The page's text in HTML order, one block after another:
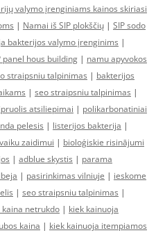
valymo įrenginiams kainos skiriasi
| Namai iš SIP plokščių | SIP sodo
bakterijos valymo įrenginims |
panel hous building | namu apyvokos
straipsniu talpinimas | bakterijos
| seo straipsniu talpinimas |
atsiliepimai | polikarbonatiniai
pelesis | listerijos bakterija |
vaiku zaidimui | bioloģiskie risinājumi
| adblue skystis | parama
| pasirinkimas vilniuje | ieskome
| seo straipsniu talpinimas |
kaina netrukdo | kiek kainuoja
kaina | kiek kainuoja itempiamos